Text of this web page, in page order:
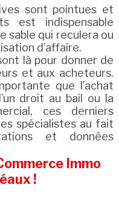
sont pointues et
est indispensable
sable qui reculera ou
d’affaire.
là pour donner de
et aux acheteurs.
que l’achat
droit au bail ou la
ces derniers
spécialistes au fait
et données
Immo
!